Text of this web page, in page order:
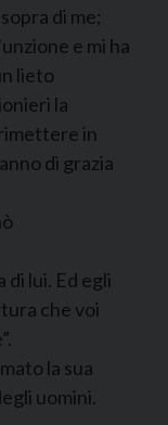
di me;
e mi ha
lieto
la
in
di grazia
lui. Ed egli
che voi
la sua
uomini.